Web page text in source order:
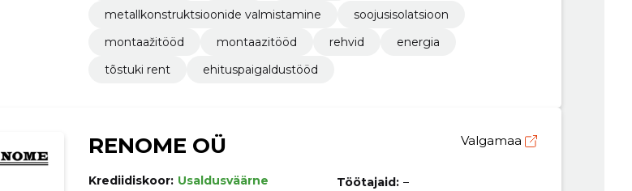
metallkonstruktsioonide valmistamine
soojusisolatsioon
montaažitööd
montaazitööd rehvid
energia
tõstuki rent
ehituspaigaldustööd
RENOME OÜ Valgamaa
Krediidiskoor: Usaldusväärne
Töötajaid: –